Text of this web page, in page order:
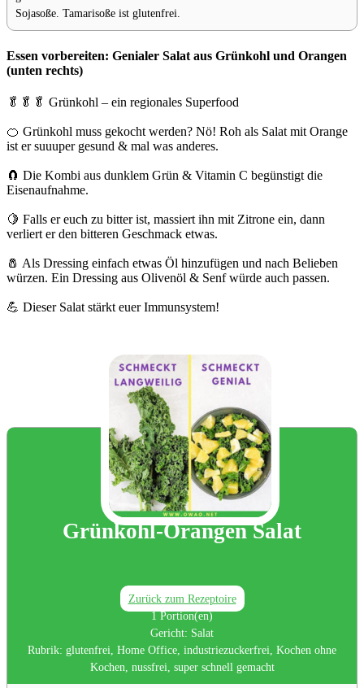
Sojasoße. Tamarisoße ist glutenfrei.
Essen vorbereiten: Genialer Salat aus Grünkohl und Orangen
(unten rechts)
🥬🥬🥬 Grünkohl – ein regionales Superfood⁣⁣⁣
🍊 Grünkohl muss gekocht werden? Nö! Roh als Salat mit Orange
ist er suuuper gesund & mal was anderes.⁣⁣⁣
🧲 Die Kombi aus dunklem Grün & Vitamin C begünstigt die
Eisenaufnahme.⁣⁣⁣
🍋 Falls er euch zu bitter ist, massiert ihn mit Zitrone ein, dann
verliert er den bitteren Geschmack etwas.⁣⁣⁣
🧂 Als Dressing einfach etwas Öl hinzufügen und nach Belieben
würzen.⁣⁣ Ein Dressing aus Olivenöl & Senf würde auch passen.⁣
💪 Dieser Salat stärkt euer Immunsystem!⁣⁣
Grünkohl-Orangen Salat
Zurück zum Rezeptoire
1 Portion(en)
Gericht: Salat
Rubrik: glutenfrei, Home Office, industriezuckerfrei, Kochen ohne
Kochen, nussfrei, super schnell gemacht